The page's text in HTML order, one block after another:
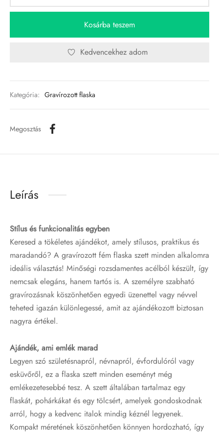
Kosárba teszem
Kedvencekhez adom
Kategória: Gravírozott flaska
Megosztás
Leírás
Stílus és funkcionalitás egyben
Keresed a tökéletes ajándékot, amely stílusos, praktikus és
maradandó? A gravírozott fém flaska szett minden alkalomra
ideális választás! Minőségi rozsdamentes acélból készült, így
nemcsak elegáns, hanem tartós is. A személyre szabható
gravírozásnak köszönhetően egyedi üzenettel vagy névvel
teheted igazán különlegessé, amit az ajándékozott biztosan
nagyra értékel.
Ajándék, ami emlék marad
Legyen szó születésnapról, névnapról, évfordulóról vagy
esküvőről, ez a flaska szett minden eseményt még
emlékezetesebbé tesz. A szett általában tartalmaz egy
flaskát, pohárkákat és egy tölcsért, amelyek gondoskodnak
arról, hogy a kedvenc italok mindig kéznél legyenek.
Kompakt méretének köszönhetően könnyen hordozható, így